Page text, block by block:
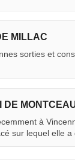
MILLAC
sorties et
DE
à
sur lequel elle a